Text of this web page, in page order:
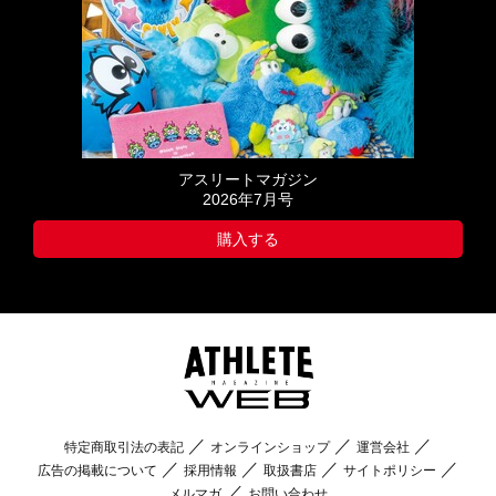
アスリートマガジン
2026年7月号
購入する
特定商取引法の表記 オンラインショップ
運営会社
広告の掲載について
採用情報 取扱書店
サイトポリシー